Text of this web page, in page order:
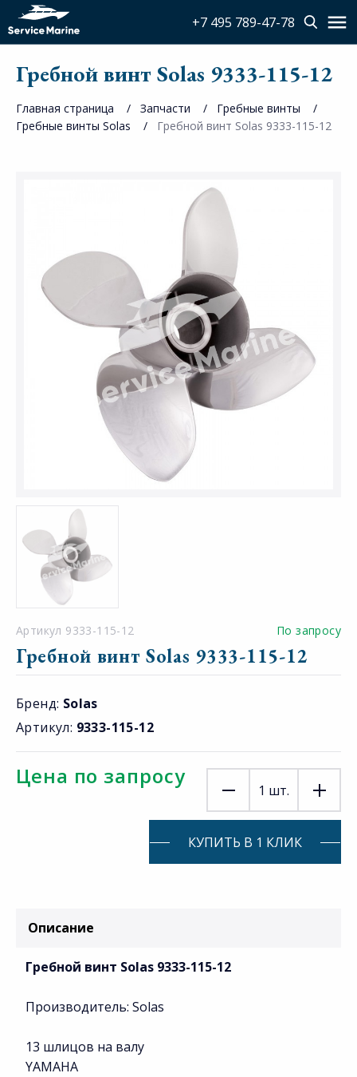
+7 495 789-47-78
Гребной винт Solas 9333-115-12
Главная страница Запчасти
Гребные винты
Гребные винты Solas
Гребной винт Solas 9333-115-12
Артикул 9333-115-12 По запросу
Гребной винт Solas 9333-115-12
Бренд: Solas
Артикул: 9333-115-12
Цена по запросу
1 шт.
КУПИТЬ В 1 КЛИК
Описание
Гребной винт Solas 9333-115-12
Производитель: Solas
13 шлицов на валу
YAMAHA